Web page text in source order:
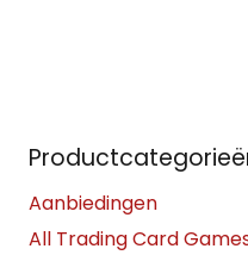
Aanbiedingen
All Trading Card